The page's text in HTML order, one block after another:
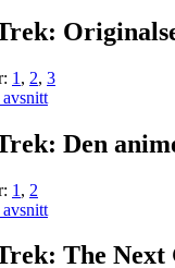
1 , 2, 3
Den
1 , 2
The Next